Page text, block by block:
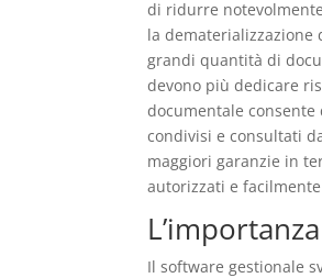
di ridurre
la
grandi quantità di
devono più dedicare
documentale
condivisi e consultati
maggiori garanzie in
autorizzati e
Il software gestionale